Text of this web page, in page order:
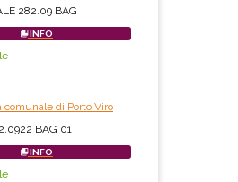
282.09 BAG
INFO
comunale di Porto Viro
BAG 01
INFO